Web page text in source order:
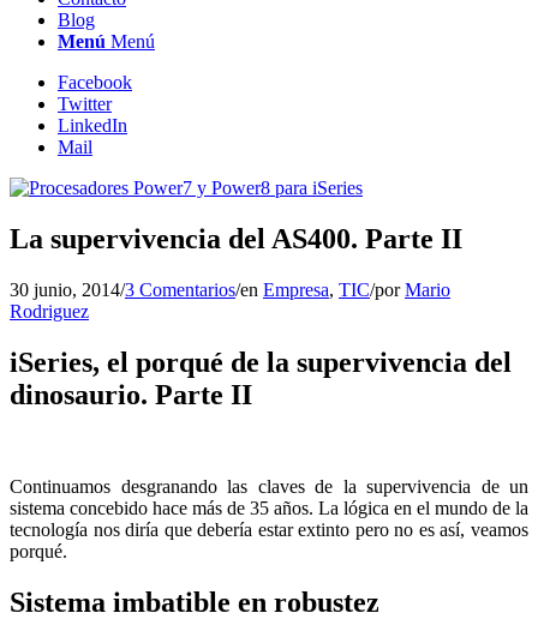
Blog
Menú Menú
Facebook
Twitter
LinkedIn
Mail
La supervivencia del AS400. Parte II
30 junio, 2014/3 Comentarios/en Empresa, TIC/porMario
Rodriguez
iSeries, el porqué de la supervivencia del
dinosaurio. Parte II
Continuamos desgranando las claves de la supervivencia de un
sistema concebido hace más de 35 años. La lógica en el mundo de la
tecnología nos diría que debería estar extinto pero no es así, veamos
porqué.
Sistema imbatible en robustez